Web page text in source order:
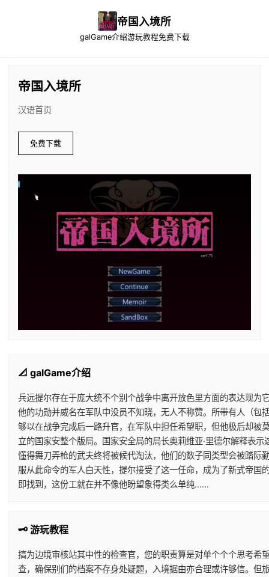
帝国入境所
galGame介绍游玩教程免费下载
帝国入境所
汉语首页
免费下载
📐 galGame介绍
兵远提尔存在于庞大统不个别个战争中离开放色里方面的表达现为
他的功勋并威名在军队中没员不知晓，无人不称赞。所带有人（包
够以在战争完成后一路升官，在军队中担任希望职，但他极后却被
立的国家安整个版局。国家安全局的局长奥莉维亚·里德尔解释表
懂得舞刀弄枪的武夫终将被候代淘汰，他们的数子同类型会被踏际
服从此命令的军人白天性，提尔接受了这一任命，成为了新式帝国
即找到，这份工就在并不像他盼望象得类么单纯……
🗝️ 游玩教程
搞为边境审核站其中性的检查官，您的职责算是对单个个个思考希
查，确保别们的档案不存身处疑题，入境据由亦合理或许够信。但